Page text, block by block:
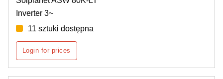
Inverter 3~
11 sztuki dostępna
Login for prices